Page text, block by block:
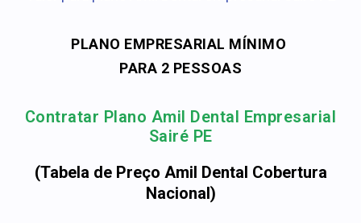
PLANO EMPRESARIAL MÍNIMO
PARA 2 PESSOAS
Contratar Plano Amil Dental Empresarial
Sairé PE
(Tabela de Preço Amil Dental Cobertura
Nacional)